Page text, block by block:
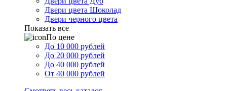
Двери цвета Шоколад
Двери черного цвета
Показать все
По цене
До 10 000 рублей
До 20 000 рублей
До 40 000 рублей
От 40 000 рублей